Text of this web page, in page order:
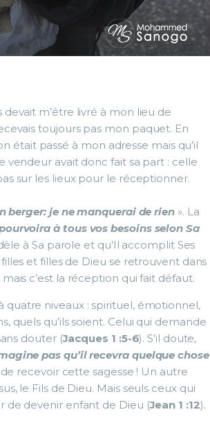
m’être livré à mon lieu de
toujours pas mon paquet. En
était passé à mon adresse mais qu’il
vendeur avait donc fait sa part : celle
sur les lieux pour le réceptionner.
berger: je ne manquerai de rien ». La
à tous vos besoins selon Sa
à Sa parole et qu’Il accomplit Ses
et filles de Dieu se retrouvent dans
c’est la réception qui fait défaut.
quatre niveaux : spirituel, émotionnel,
quels qu’ils soient. Celui qui demande
douter (Jacques 1 :5-6). S’il doute,
pas qu’il recevra quelque chose
de recevoir cette sagesse ! Un autre
le Fils de Dieu. Mais seuls ceux qui
de devenir enfant de Dieu (Jean 1 :12).